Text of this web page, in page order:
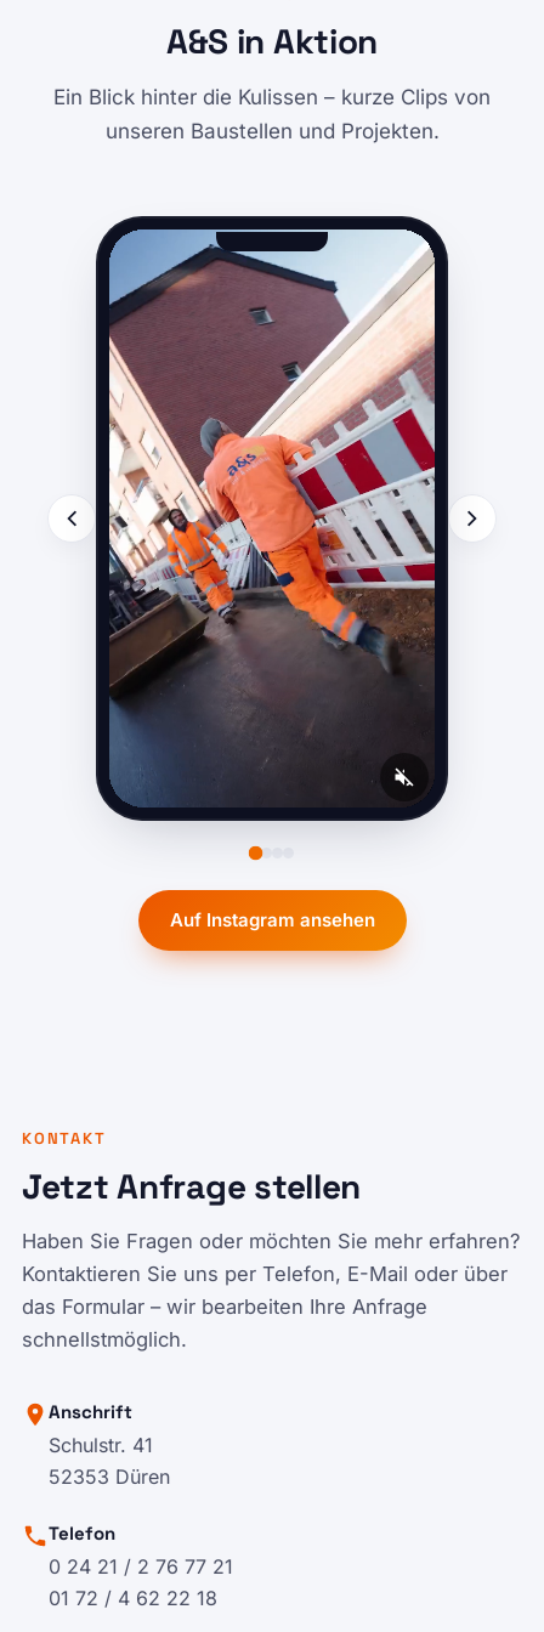
A&S in Aktion
Ein Blick hinter die Kulissen – kurze Clips von
unseren Baustellen und Projekten.
Auf Instagram ansehen
KONTAKT
Jetzt Anfrage stellen
Haben Sie Fragen oder möchten Sie mehr erfahren?
Kontaktieren Sie uns per Telefon, E-Mail oder über
das Formular – wir bearbeiten Ihre Anfrage
schnellstmöglich.
Anschrift
Schulstr. 41
52353 Düren
Telefon
0 24 21 / 2 76 77 21
01 72 / 4 62 22 18